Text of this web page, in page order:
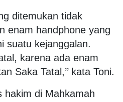
ditemukan tidak
enam handphone yang
suatu kejanggalan.
karena ada enam
Saka Tatal,’’ kata Toni.
hakim di Mahkamah